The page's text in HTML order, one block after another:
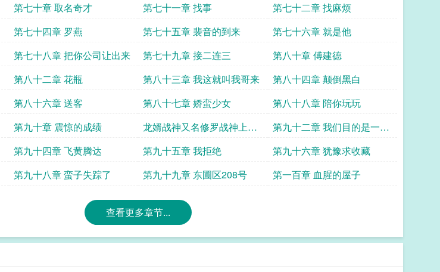
第七十章 取名奇才 第七十一章 找事
第七十二章 找麻烦
第七十四章 罗燕 第七十五章 裴音的到来
第七十六章 就是他
第七十八章 把你公司让出来 第七十九章 接二连三
第八十章 傅建德
第八十二章 花瓶 第八十三章 我这就叫我哥来
第八十四章 颠倒黑白
第八十六章 送客 第八十七章 娇蛮少女
第八十八章 陪你玩玩
第九十章 震惊的成绩
龙婿战神又名修罗战神上门
龙婿第九十一章 三秒
第九十二章 我们目的是一样
的
第九十四章 飞黄腾达 第九十五章 我拒绝
第九十六章 犹豫求收藏
第九十八章 蛮子失踪了 第九十九章 东圃区208号 第一百章 血腥的屋子
查看更多章节...